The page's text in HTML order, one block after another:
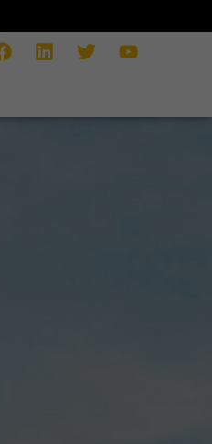
Facebook
LinkedinTwitterYoutube